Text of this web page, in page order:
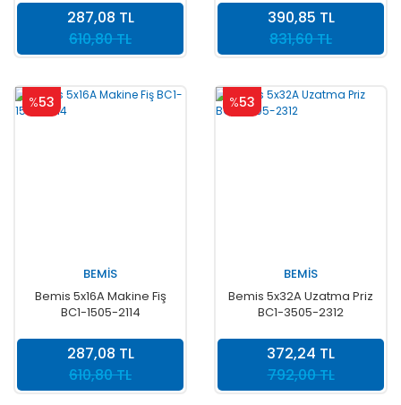
610,80 TL
287,08 TL
831,60 TL
390,85 TL
%53
BEMİS
Bemis 5x16A Makine Fiş
BC1-1505-2114
610,80 TL
287,08 TL
%53
BEMİS
Bemis 5x32A Uzatma Priz
BC1-3505-2312
792,00 TL
372,24 TL